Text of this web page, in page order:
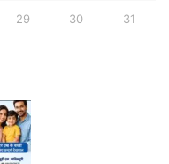
29 30 31